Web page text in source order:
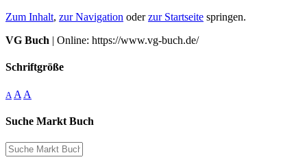
Zum Inhalt, zur Navigation oderzur Startseite springen.
VG Buch | Online: https://www.vg-buch.de/
Schriftgröße
A A A
Suche Markt Buch